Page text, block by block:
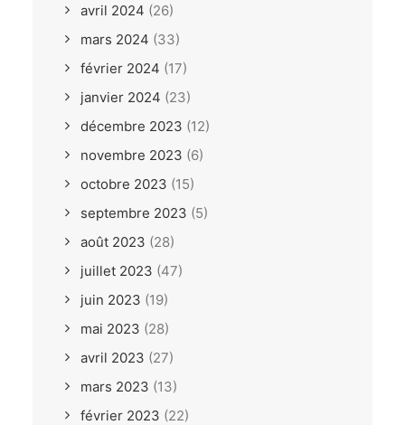
avril 2024 (26)
mars 2024 (33)
février 2024 (17)
janvier 2024 (23)
décembre 2023 (12)
novembre 2023 (6)
octobre 2023 (15)
septembre 2023 (5)
août 2023 (28)
juillet 2023 (47)
juin 2023 (19)
mai 2023 (28)
avril 2023 (27)
mars 2023 (13)
février 2023 (22)